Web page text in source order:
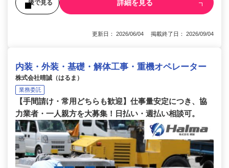
後で見る 詳細を見る
更新日： 2026/06/04 掲載終了日： 2026/09/04
内装・外装・基礎・解体工事・重機オペレーター
株式会社晴誠（はるま）
業務委託
【手間請け・常用どちらも歓迎】仕事量安定につき、協
力業者・一人親方を大募集！日払い・週払い相談可。